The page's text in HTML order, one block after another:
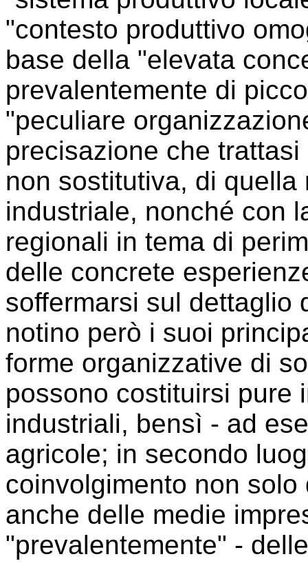
"contesto produttivo
base della "elevata
prevalentemente di
"peculiare
precisazione che
non sostitutiva, di
industriale, nonché con
regionali in tema di
delle concrete
soffermarsi sul dettaglio
notino però i suoi
forme organizzative di
possono costituirsi pure
industriali, bensì - ad
agricole; in secondo
coinvolgimento non
anche delle medie
"prevalentemente" -